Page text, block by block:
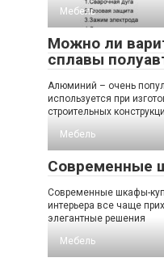
Мебель
Можно ли
сплавы
Алюминий – очень
используется при
строительных
Мебель
Современные
Современные шкафы-
интерьера все чаще
элегантные решения
Мебель